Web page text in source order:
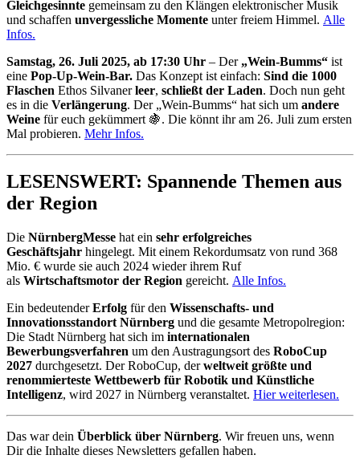
Gleichgesinnte gemeinsam zu den Klängen elektronischer Musik
und schaffen unvergessliche Momente unter freiem Himmel. Alle
Infos.
Samstag, 26. Juli 2025, ab 17:30 Uhr – Der „Wein-Bumms“ ist
eine Pop-Up-Wein-Bar. Das Konzept ist einfach: Sind die 1000
Flaschen Ethos Silvanerleer, schließt der Laden. Doch nun geht
es in die Verlängerung. Der „Wein-Bumms“ hat sich um andere
Weine für euch gekümmert 🍇. Die könnt ihr am 26. Juli zum ersten
Mal probieren. Mehr Infos.
LESENSWERT: Spannende Themen aus
der Region
Die NürnbergMesse hat ein sehr erfolgreiches
Geschäftsjahr hingelegt. Mit einem Rekordumsatz von rund 368
Mio. € wurde sie auch 2024 wieder ihrem Ruf
als Wirtschaftsmotor der Region gereicht. Alle Infos.
Ein bedeutenderErfolg für den Wissenschafts- und
Innovationsstandort Nürnberg und die gesamte Metropolregion:
Die Stadt Nürnberg hat sich im internationalen
Bewerbungsverfahren um den Austragungsort des RoboCup
2027 durchgesetzt. Der RoboCup, derweltweit größte und
renommierteste Wettbewerb für Robotik und Künstliche
Intelligenz, wird 2027 in Nürnberg veranstaltet. Hier weiterlesen.
Das war dein Überblick über Nürnberg. Wir freuen uns, wenn
Dir die Inhalte dieses Newsletters gefallen haben.